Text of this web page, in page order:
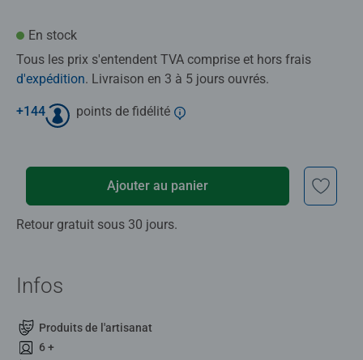
En stock
Tous les prix s'entendent TVA comprise et hors frais
d'expédition. Livraison en 3 à 5 jours ouvrés.
+144 points de fidélité
Ajouter au panier
Retour gratuit sous 30 jours.
Infos
Produits de l'artisanat
6 +